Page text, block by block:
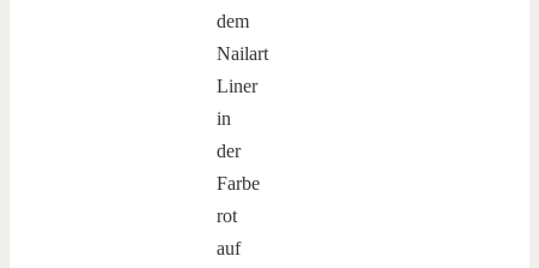
dem
Nailart
Liner
in
der
Farbe
rot
auf